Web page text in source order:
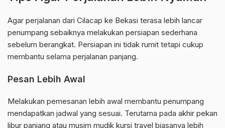
Agar perjalanan dari Cilacap ke Bekasi terasa lebih lancar
penumpang sebaiknya melakukan persiapan sederhana
sebelum berangkat. Persiapan ini tidak rumit tetapi cukup
membantu selama perjalanan panjang.
Pesan Lebih Awal
Melakukan pemesanan lebih awal membantu penumpang
mendapatkan jadwal yang sesuai. Terutama pada akhir pekan
libur panjang atau musim mudik kursi travel biasanya lebih